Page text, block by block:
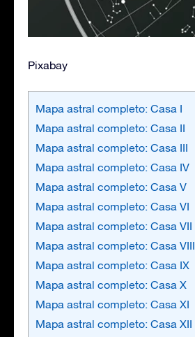
Pixabay
Mapa astral completo: Casa I
Mapa astral completo: Casa II
Mapa astral completo: Casa III
Mapa astral completo: Casa IV
Mapa astral completo: Casa V
Mapa astral completo: Casa VI
Mapa astral completo: Casa VII
Mapa astral completo: Casa VIII
Mapa astral completo: Casa IX
Mapa astral completo: Casa X
Mapa astral completo: Casa XI
Mapa astral completo: Casa XII